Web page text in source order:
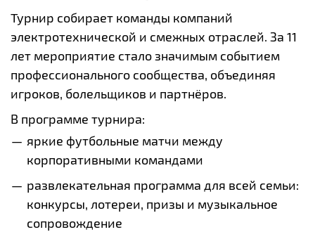
Турнир собирает команды компаний
электротехнической и смежных отраслей. За 11
лет мероприятие стало значимым событием
профессионального сообщества, объединяя
игроков, болельщиков и партнёров.
В программе турнира:
яркие футбольные матчи между
корпоративными командами
развлекательная программа для всей семьи:
конкурсы, лотереи, призы и музыкальное
сопровождение